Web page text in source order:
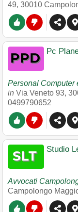
49, 30010
Pc
Personal Computer
in Via Veneto 93,
0499790652
Studio
Avvocati
Campolongo